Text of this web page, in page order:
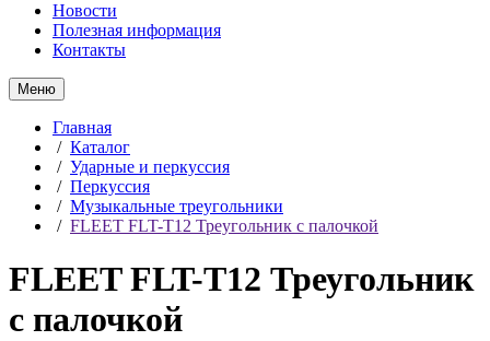
Новости
Полезная информация
Контакты
Меню
Главная
/ Каталог
/ Ударные и перкуссия
/ Перкуссия
/ Музыкальные треугольники
/ FLEET FLT-T12 Треугольник с палочкой
FLEET FLT-T12 Треугольник
с палочкой